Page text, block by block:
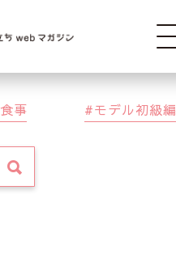
Modelba
食事 モデル初級編